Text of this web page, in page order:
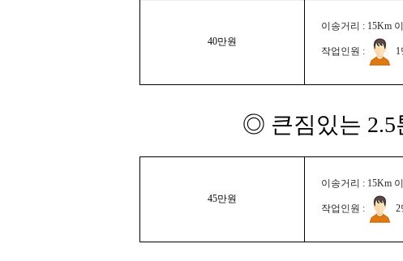
40만원
이송거리 : 15Km
작업인원 : 1
◎ 큰짐있는 2.5
45만원
이송거리 : 15Km
작업인원 : 2